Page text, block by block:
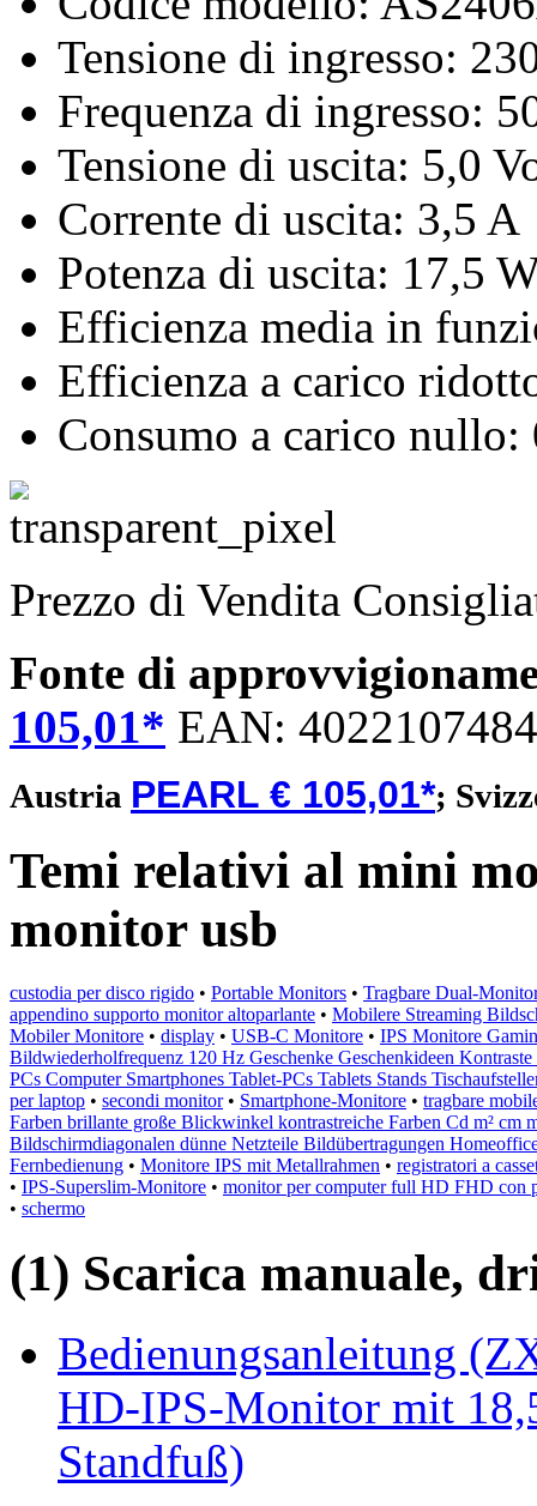
Tensione di ingresso:
Frequenza di ingresso:
Tensione di uscita: 5,0
Corrente di uscita: 3,5 A
Potenza di uscita: 17,5
Efficienza media in
Efficienza a carico
Consumo a carico nullo:
Prezzo di Vendita
Fonte di
105,01* EAN:
Austria PEARL € 105,01*;
Temi relativi al mini
monitor usb
custodia per disco rigido • Portable Monitors • Tragbare Dual-
appendino supporto monitor altoparlante • Mobilere Streaming
Mobiler Monitore • display • USB-C Monitore • IPS Monitore
Bildwiederholfrequenz 120 Hz Geschenke Geschenkideen Kontraste
PCs Computer Smartphones Tablet-PCs Tablets Stands
per laptop • secondi monitor• Smartphone-Monitore • tragbare
Farben brillante große Blickwinkel kontrastreiche Farben Cd m² cm
Bildschirmdiagonalen dünne Netzteile Bildübertragungen
Fernbedienung • Monitore IPS mit Metallrahmen • registratori a
• IPS-Superslim-Monitore • monitor per computer full HD FHD con
• schermo
(1) Scarica manuale,
Bedienungsanleitung
HD-IPS-Monitor mit
Standfuß)